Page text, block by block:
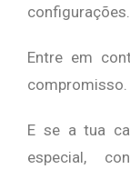
configurações.
Entre em
compromisso.
E se a tua
especial,